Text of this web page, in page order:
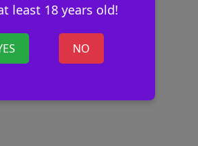
least 18 years old!
NO